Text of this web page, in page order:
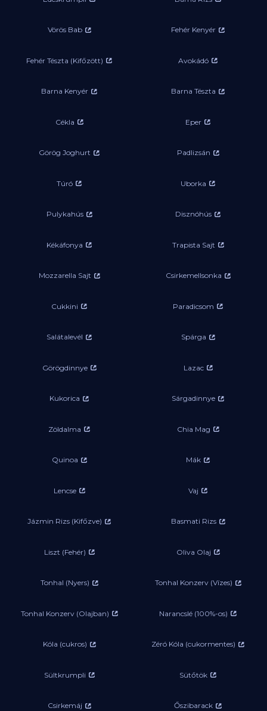
Vörös Bab Fehér Kenyér
Fehér Tészta (Kifőzött) Avokádó
Barna Kenyér Barna Tészta
Cékla Eper
Görög Joghurt Padlizsán
Túró Uborka
Pulykahús Disznóhús
Kékáfonya Trapista Sajt
Mozzarella Sajt Csirkemellsonka
Cukkini Paradicsom
Salátalevél Spárga
Görögdinnye Lazac
Kukorica Sárgadinnye
Zöldalma Chia Mag
Quinoa Mák
Lencse Vaj
Jázmin Rizs (Kifőzve) Basmati Rizs
Liszt (Fehér) Oliva Olaj
Tonhal (Nyers) Tonhal Konzerv (Vízes)
Tonhal Konzerv (Olajban) Narancslé (100%-os)
Kóla (cukros) Zéró Kóla (cukormentes)
Sültkrumpli Sütőtök
Csirkemáj Őszibarack